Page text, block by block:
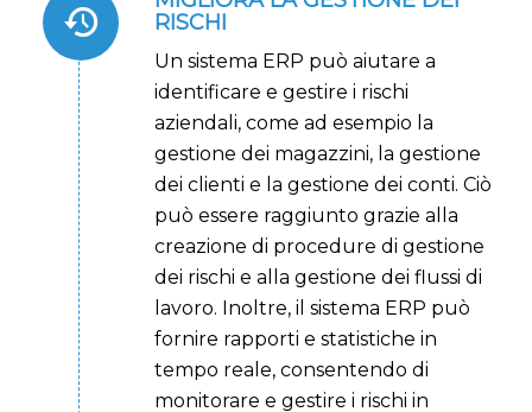
RISCHI
Un sistema ERP può aiutare a
identificare e gestire i rischi
aziendali, come ad esempio la
gestione dei magazzini, la gestione
dei clienti e la gestione dei conti. Ciò
può essere raggiunto grazie alla
creazione di procedure di gestione
dei rischi e alla gestione dei flussi di
lavoro. Inoltre, il sistema ERP può
fornire rapporti e statistiche in
tempo reale, consentendo di
monitorare e gestire i rischi in